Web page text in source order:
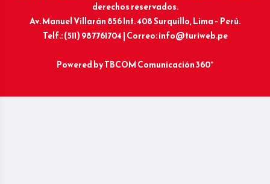
derechos reservados.
Av. Manuel Villarán 856 Int. 408 Surquillo, Lima – Perú.
Telf.: (511) 987761704 | Correo: info@turiweb.pe
Powered byTBCOM Comunicación 360°